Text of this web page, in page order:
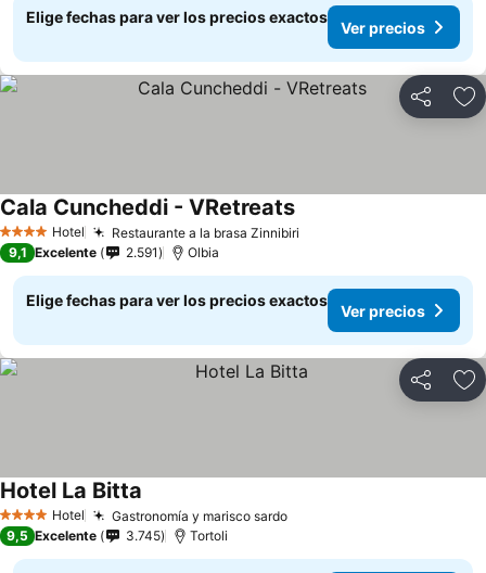
Elige fechas para ver los precios exactos
Ver precios
Compartir
4 EstrellasHotel Restaurante a la brasa Zinnibiri
Cala Cuncheddi - VRetreats
9,1 Excelente 2.591 Olbia
Elige fechas para ver los precios exactos
Ver precios
Compartir
4 EstrellasHotel Gastronomía y marisco sardo
Hotel La Bitta
9,5 Excelente 3.745 Tortoli